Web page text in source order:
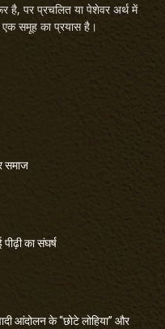
है, पर प्रचलित या पेशेवर अर्थ में
एक समूह का प्रयास है।
समाज
का संघर्ष
आंदोलन के “छोटे लोहिया” और